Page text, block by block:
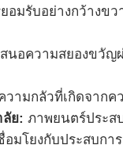
อมรับอย่างกว้างข
นอความสยองขวัญ
วามกลัวที่เกิดจาก
ลัย: ภาพยนตร์ประส
อมโยงกับประสบกา